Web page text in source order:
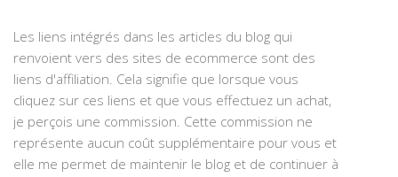
Les liens intégrés dans les articles du blog qui
renvoient vers des sites de ecommerce sont des
liens d'affiliation. Cela signifie que lorsque vous
cliquez sur ces liens et que vous effectuez un achat,
je perçois une commission. Cette commission ne
représente aucun coût supplémentaire pour vous et
elle me permet de maintenir le blog et de continuer à